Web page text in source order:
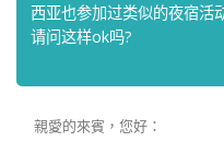
西亚也参加过类似的夜宿活
请问这样ok吗?
親愛的來賓，您好：